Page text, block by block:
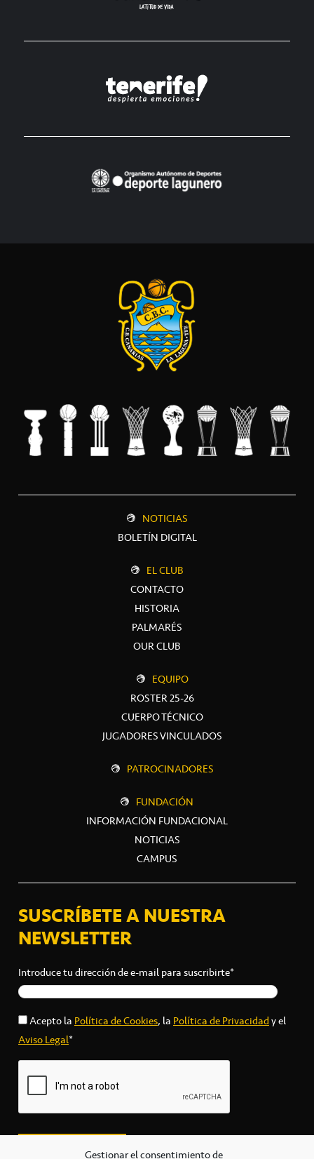
Gestionar el consentimiento de
NOTICIAS
BOLETÍN DIGITAL
EL CLUB
CONTACTO
HISTORIA
PALMARÉS
OUR CLUB
EQUIPO
ROSTER 25-26
CUERPO TÉCNICO
JUGADORES VINCULADOS
PATROCINADORES
FUNDACIÓN
INFORMACIÓN FUNDACIONAL
NOTICIAS
CAMPUS
SUSCRÍBETE A NUESTRA
NEWSLETTER
Introduce tu dirección de e-mail para suscribirte*
Acepto laPolítica de Cookies, laPolítica de Privacidady el
Aviso Legal*